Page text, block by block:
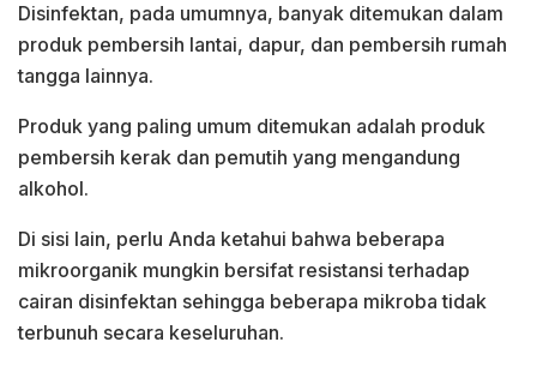
Disinfektan, pada umumnya, banyak ditemukan dalam
produk pembersih lantai, dapur, dan pembersih rumah
tangga lainnya.
Produk yang paling umum ditemukan adalah produk
pembersih kerak dan pemutih yang mengandung
alkohol.
Di sisi lain, perlu Anda ketahui bahwa beberapa
mikroorganik mungkin bersifat resistansi terhadap
cairan disinfektan sehingga beberapa mikroba tidak
terbunuh secara keseluruhan.